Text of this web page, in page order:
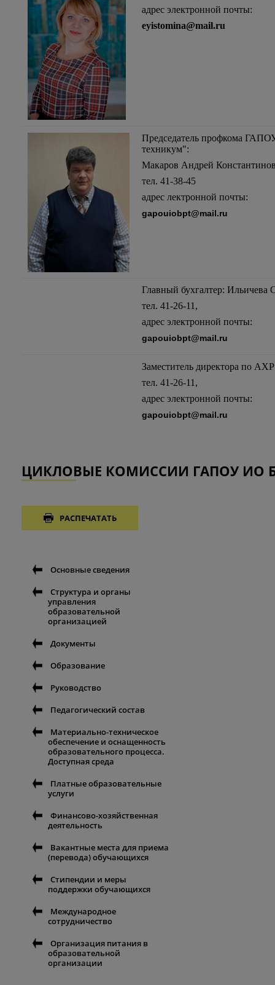
адрес электронной почты:
eyistomina@mail.ru
Председатель профкома
техникум":
Макаров Андрей
тел. 41-38-45
адрес лектронной почты:
gapouiobpt@mail.ru
Главный бухгалтер: Ильичева
тел. 41-26-11,
адрес электронной почты:
gapouiobpt@mail.ru
Заместитель директора по
тел. 41-26-11,
адрес электронной почты:
gapouiobpt@mail.ru
ЦИКЛОВЫЕ КОМИССИИ ГАПОУ ИО
РАСПЕЧАТАТЬ
Основные сведения
Структура и органы
управления
образовательной
организацией
Документы
Образование
Руководство
Педагогический состав
Материально-техническое
обеспечение и оснащенность
образовательного процесса.
Доступная среда
Платные образовательные
услуги
Финансово-хозяйственная
деятельность
Вакантные места для приема
(перевода) обучающихся
Стипендии и меры
поддержки обучающихся
Международное
сотрудничество
Организация питания в
образовательной
организации